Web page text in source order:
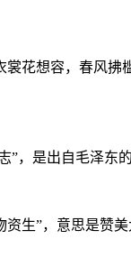
花想容，春风拂
”，是出自毛泽
资生”，意思是